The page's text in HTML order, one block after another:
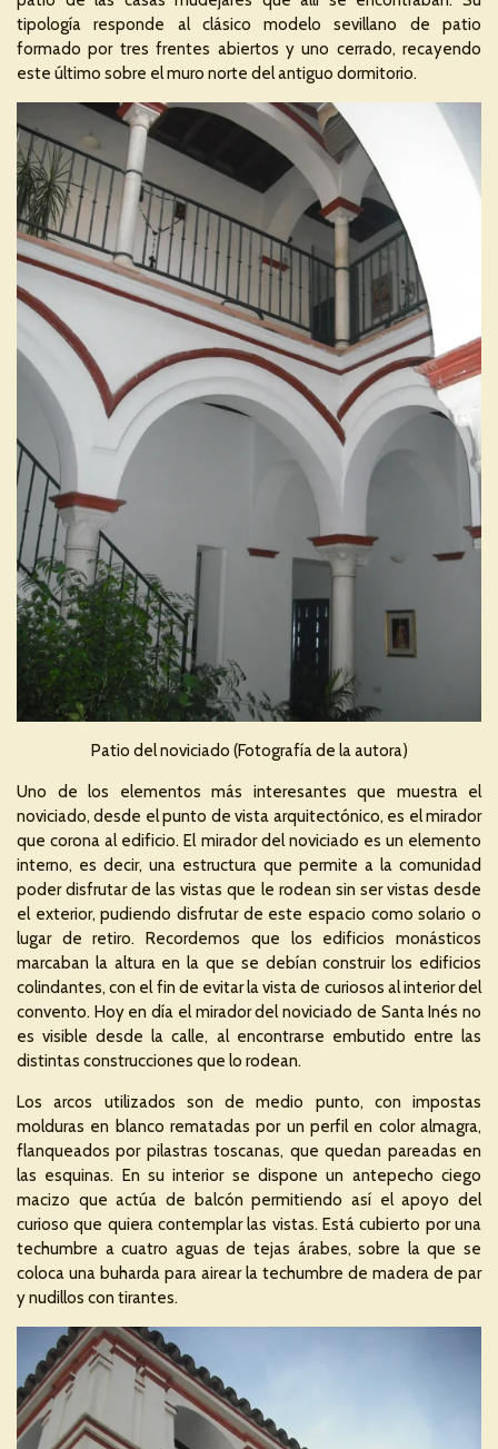
tipología responde al clásico modelo sevillano de patio
formado por tres frentes abiertos y uno cerrado, recayendo
este último sobre el muro norte del antiguo dormitorio.
Patio del noviciado (Fotografía de la autora)
Uno de los elementos más interesantes que muestra el
noviciado, desde el punto de vista arquitectónico, es el mirador
que corona al edificio. El mirador del noviciado es un elemento
interno, es decir, una estructura que permite a la comunidad
poder disfrutar de las vistas que le rodean sin ser vistas desde
el exterior, pudiendo disfrutar de este espacio como solario o
lugar de retiro. Recordemos que los edificios monásticos
marcaban la altura en la que se debían construir los edificios
colindantes, con el fin de evitar la vista de curiosos al interior del
convento. Hoy en día el mirador del noviciado de Santa Inés no
es visible desde la calle, al encontrarse embutido entre las
distintas construcciones que lo rodean.
Los arcos utilizados son de medio punto, con impostas
molduras en blanco rematadas por un perfil en color almagra,
flanqueados por pilastras toscanas, que quedan pareadas en
las esquinas. En su interior se dispone un antepecho ciego
macizo que actúa de balcón permitiendo así el apoyo del
curioso que quiera contemplar las vistas. Está cubierto por una
techumbre a cuatro aguas de tejas árabes, sobre la que se
coloca una buharda para airear la techumbre de madera de par
y nudillos con tirantes.